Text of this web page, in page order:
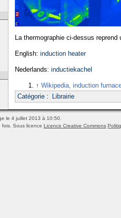
La thermographie ci-dessus
English: induction heater
Nederlands: inductiekachel
↑ Wikipedia, induction
Catégorie: Librairie
le 4 juillet 2013 à 10:50.
Sous licence Licence Creative Commons